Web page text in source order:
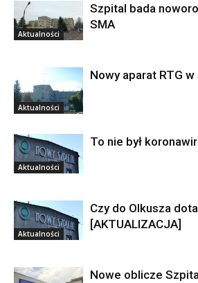
Aktualności
Szpital bada
SMA
Aktualności
Nowy aparat RTG
Aktualności
To nie był
Aktualności
Czy do Olkusza
[AKTUALIZACJA]
Nowe oblicze